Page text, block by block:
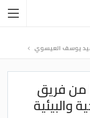
يوسف العيسوي
من فريق
والبيئية